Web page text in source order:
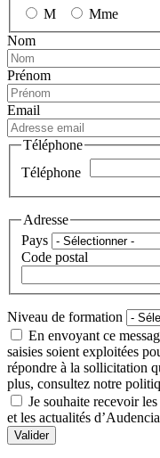
M
Mme
Nom
Prénom
Email
Téléphone
Téléphone
Adresse
Pays
Code postal
Niveau de formation
En envoyant ce
saisies soient exploitées
répondre à la sollicitation
plus, consultez notre
Je souhaite recevoir
et les actualités
Valider